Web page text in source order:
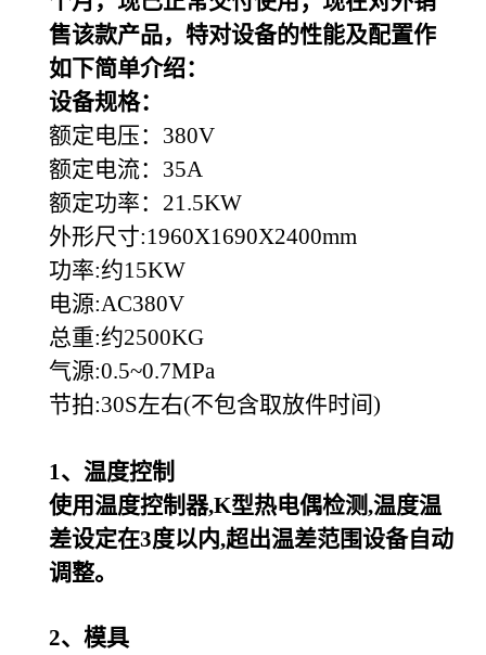
售该款产品，特对设备的性能及配置作
如下简单介绍：
设备规格：
额定电压：380V
额定电流：35A
额定功率：21.5KW
外形尺寸:1960X1690X2400mm
功率:约15KW
电源:AC380V
总重:约2500KG
气源:0.5~0.7MPa
节拍:30S左右(不包含取放件时间)
1、温度控制
使用温度控制器,K型热电偶检测,温度温
差设定在3度以内,超出温差范围设备自动
调整。
2、模具